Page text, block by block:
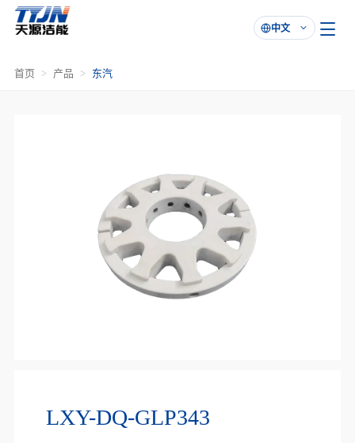

中文
首页 产品 东汽
LXY-DQ-GLP343